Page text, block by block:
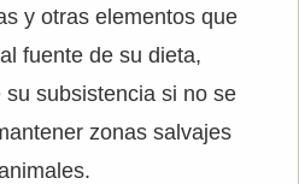
y otras elementos que
fuente de su dieta,
subsistencia si no se
zonas salvajes